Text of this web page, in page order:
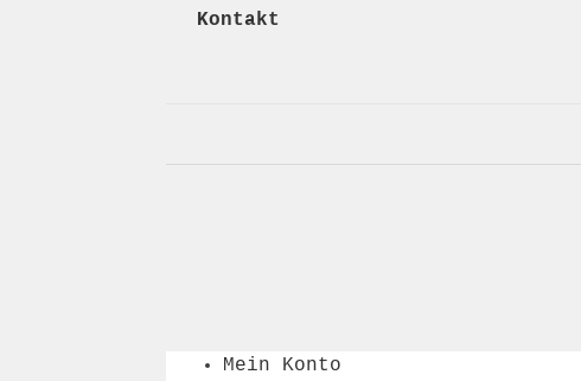
Kontakt
Mein Konto